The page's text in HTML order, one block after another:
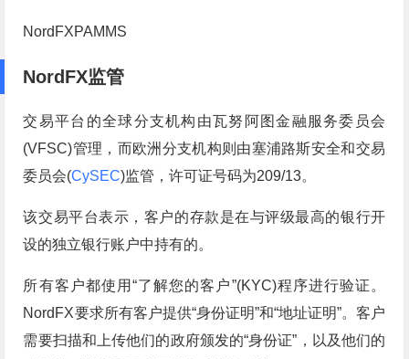
NordFXPAMMS
NordFX监管
交易平台的全球分支机构由瓦努阿图金融服务委员会
(VFSC)管理，而欧洲分支机构则由塞浦路斯安全和交易
委员会(CySEC)监管，许可证号码为209/13。
该交易平台表示，客户的存款是在与评级最高的银行开
设的独立银行账户中持有的。
所有客户都使用“了解您的客户”(KYC)程序进行验证。
NordFX要求所有客户提供“身份证明”和“地址证明”。客户
需要扫描和上传他们的政府颁发的“身份证”，以及他们的